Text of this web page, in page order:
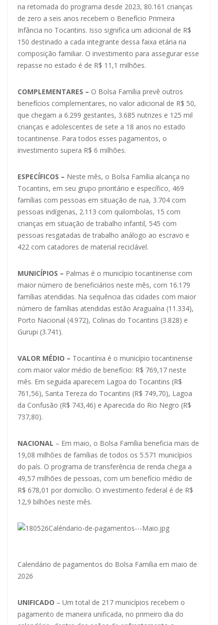
na retomada do programa desde 2023, 80.161 crianças
de zero a seis anos recebem o Benefício Primeira
Infância no Tocantins. Isso significa um adicional de R$
150 destinado a cada integrante dessa faixa etária na
composição familiar. O investimento para assegurar esse
repasse no estado é de R$ 11,1 milhões.
COMPLEMENTARES – O Bolsa Família prevê outros
benefícios complementares, no valor adicional de R$ 50,
que chegam a 6.299 gestantes, 3.685 nutrizes e 125 mil
crianças e adolescentes de sete a 18 anos no estado
tocantinense. Para todos esses pagamentos, o
investimento supera R$ 6 milhões.
ESPECÍFICOS – Neste mês, o Bolsa Família alcança no
Tocantins, em seu grupo prioritário e específico, 469
famílias com pessoas em situação de rua, 3.704 com
pessoas indígenas, 2.113 com quilombolas, 15 com
crianças em situação de trabalho infantil, 545 com
pessoas resgatadas de trabalho análogo ao escravo e
422 com catadores de material reciclável.
MUNICÍPIOS – Palmas é o município tocantinense com
maior número de beneficiários neste mês, com 16.179
famílias atendidas. Na sequência das cidades com maior
número de famílias atendidas estão Araguaína (11.334),
Porto Nacional (4.972), Colinas do Tocantins (3.828) e
Gurupi (3.741).
VALOR MÉDIO – Tocantínia é o município tocantinense
com maior valor médio de benefício: R$ 769,17 neste
mês. Em seguida aparecem Lagoa do Tocantins (R$
761,56), Santa Tereza do Tocantins (R$ 749,70), Lagoa
da Confusão (R$ 743,46) e Aparecida do Rio Negro (R$
737,80).
NACIONAL – Em maio, o Bolsa Família beneficia mais de
19,08 milhões de famílias de todos os 5.571 municípios
do país. O programa de transferência de renda chega a
49,57 milhões de pessoas, com um benefício médio de
R$ 678,01 por domicílio. O investimento federal é de R$
12,9 bilhões neste mês.
Calendário de pagamentos do Bolsa Família em maio de
2026
UNIFICADO – Um total de 217 municípios recebem o
pagamento de maneira unificada, no primeiro dia do